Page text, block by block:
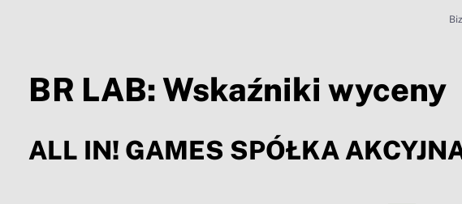
BR LAB: Wskaźniki wyceny
ALL IN! GAMES SPÓŁKA